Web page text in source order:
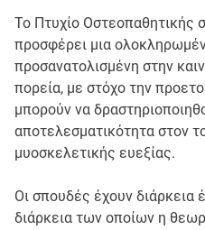
Το Πτυχίο Οστεοπαθητικής
προσφέρει μια
προσανατολισμένη στην
πορεία, με στόχο την
μπορούν να
αποτελεσματικότητα στον
μυοσκελετικής ευεξίας.
Οι σπουδές έχουν διάρκεια
διάρκεια των οποίων η